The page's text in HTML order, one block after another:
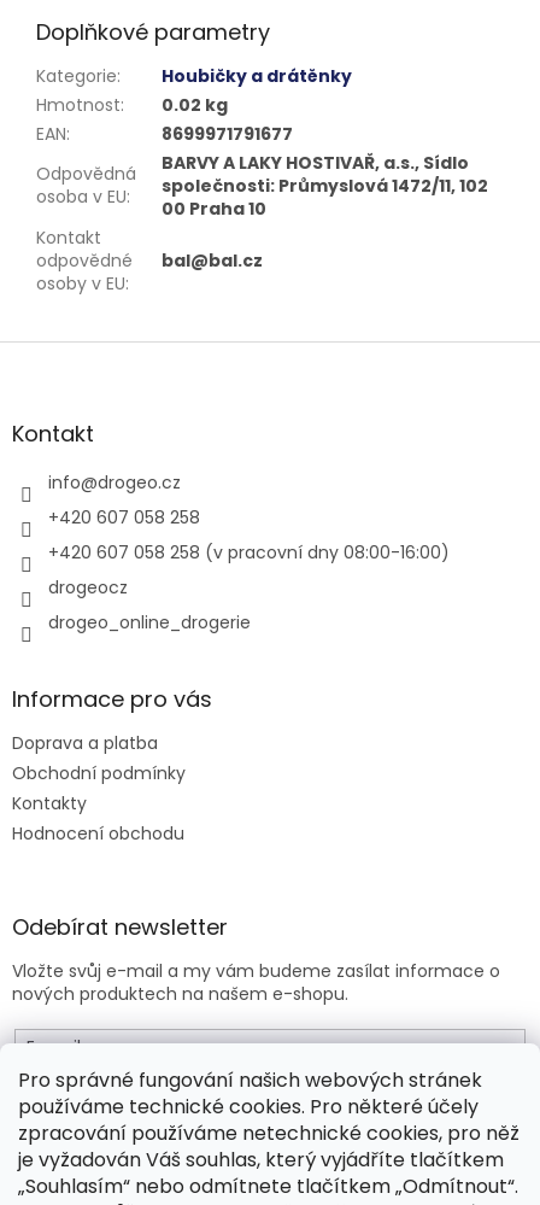
Pro správné fungování našich webových stránek
používáme technické cookies. Pro některé účely
zpracování používáme netechnické cookies, pro něž
je vyžadován Váš souhlas, který vyjádříte tlačítkem
„Souhlasím“ nebo odmítnete tlačítkem „Odmítnout“.
Doplňkové parametry
Kategorie:
Houbičky a drátěnky
Hmotnost:
0.02 kg
EAN:
8699971791677
Odpovědná
osoba v EU:
BARVY A LAKY HOSTIVAŘ, a.s., Sídlo
společnosti: Průmyslová 1472/11, 102
00 Praha 10
Kontakt
odpovědné
osoby v EU:
bal@bal.cz
Z
aKontakt
info@drogeo.cz
+420 607 058 258
+420 607 058 258 (v pracovní dny 08:00-16:00)
drogeocz
drogeo_online_drogerie
Informace pro vás
Doprava a platba
Obchodní podmínky
Kontakty
Hodnocení obchodu
Odebírat newsletter
Vložte svůj e-mail a my vám budeme zasílat informace o
nových produktech na našem e-shopu.
E-mail
Vložením e-mailu souhlasíte sobchodními podmínkami .
PŘIHLÁSIT SE